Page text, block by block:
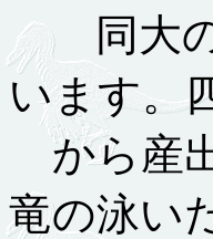
同大の
います。
から産
竜の泳い